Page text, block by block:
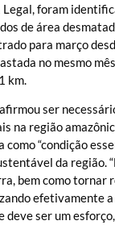
Legal, foram
de área
para março
no mesmo
km.
ser
na região
como “condição
da região.
bem como tornar
efetivamente
deve ser um